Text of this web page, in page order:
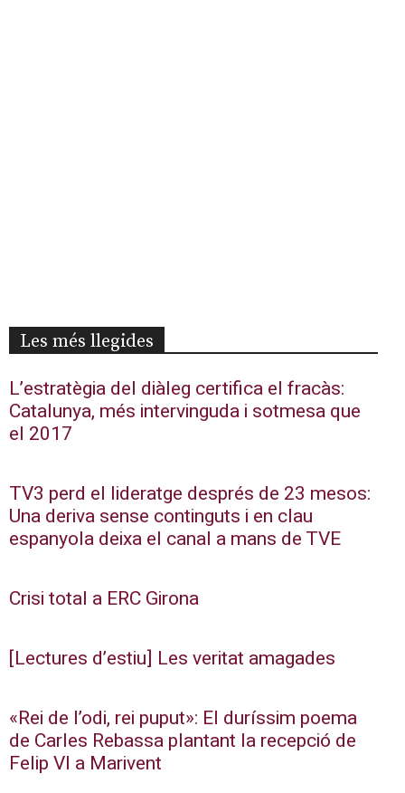
Les més llegides
L’estratègia del diàleg certifica el fracàs:
Catalunya, més intervinguda i sotmesa que
el 2017
TV3 perd el lideratge després de 23 mesos:
Una deriva sense continguts i en clau
espanyola deixa el canal a mans de TVE
Crisi total a ERC Girona
[Lectures d’estiu] Les veritat amagades
«Rei de l’odi, rei puput»: El duríssim poema
de Carles Rebassa plantant la recepció de
Felip VI a Marivent